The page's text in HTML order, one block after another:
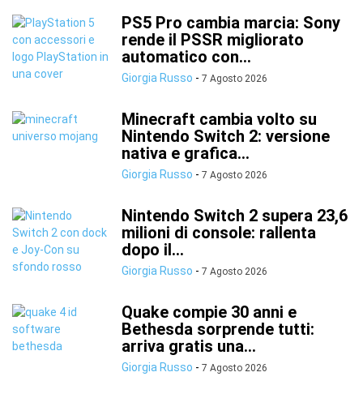
PS5 Pro cambia marcia: Sony
rende il PSSR migliorato
automatico con...
Giorgia Russo - 7 Agosto 2026
Minecraft cambia volto su
Nintendo Switch 2: versione
nativa e grafica...
Giorgia Russo - 7 Agosto 2026
Nintendo Switch 2 supera 23,6
milioni di console: rallenta
dopo il...
Giorgia Russo - 7 Agosto 2026
Quake compie 30 anni e
Bethesda sorprende tutti:
arriva gratis una...
Giorgia Russo - 7 Agosto 2026